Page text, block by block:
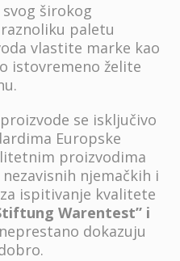
širokog
paletu
vlastite marke kao
istovremeno želite
se isključivo
Europske
proizvodima
njemačkih i
ispitivanje kvalitete
Warentest” i
dokazuju